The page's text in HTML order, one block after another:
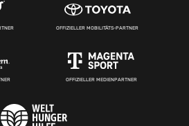
OFFIZIELLER MOBILITÄTS-PARTNER
OFFIZIELLER MEDIENPARTNER